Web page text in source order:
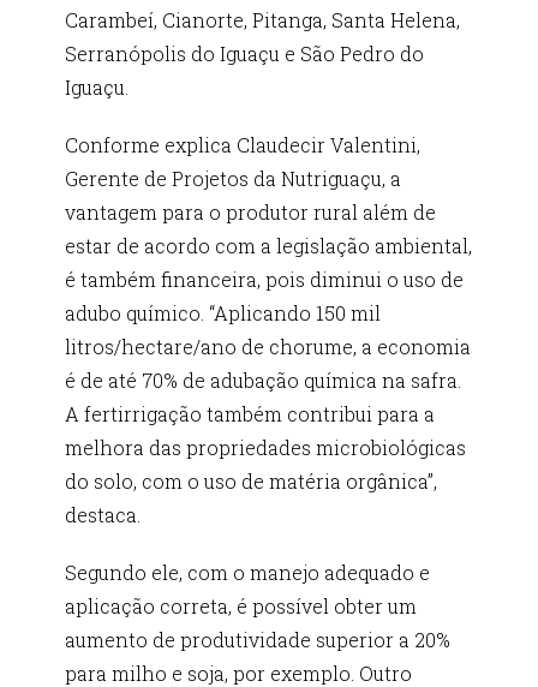
Carambeí, Cianorte, Pitanga, Santa Helena,
Serranópolis do Iguaçu e São Pedro do
Iguaçu.
Conforme explica Claudecir Valentini,
Gerente de Projetos da Nutriguaçu, a
vantagem para o produtor rural além de
estar de acordo com a legislação ambiental,
é também financeira, pois diminui o uso de
adubo químico. “Aplicando 150 mil
litros/hectare/ano de chorume, a economia
é de até 70% de adubação química na safra.
A fertirrigação também contribui para a
melhora das propriedades microbiológicas
do solo, com o uso de matéria orgânica”,
destaca.
Segundo ele, com o manejo adequado e
aplicação correta, é possível obter um
aumento de produtividade superior a 20%
para milho e soja, por exemplo. Outro